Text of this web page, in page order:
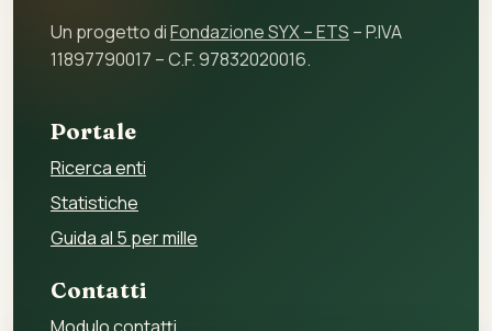
Un progetto diFondazione SYX – ETS – P.IVA
11897790017 – C.F. 97832020016.
Portale
Ricerca enti
Statistiche
Guida al 5 per mille
Contatti